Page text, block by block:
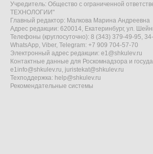
Учредитель: Общество с ограниченной
ТЕХНОЛОГИИ"
Главный редактор: Малкова Марина Андреевна
Адрес редакции: 620014, Екатеринбург, ул.
Телефоны (круглосуточно): 8 (343) 379-49-95,
WhatsApp, Viber, Telegram: +7 909 704-57-70
Электронный адрес редакции: e1@shkulev.ru
Контактные данные для Роскомнадзора и
e1info@shkulev.ru, juristekat@shkulev.ru
Техподдержка: help@shkulev.ru
Рекомендательные системы